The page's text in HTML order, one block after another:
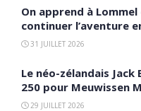
On apprend à
continuer l’aventure
31 JUILLET 2026
Le néo-zélandais Jack
250 pour Meuwissen
29 JUILLET 2026